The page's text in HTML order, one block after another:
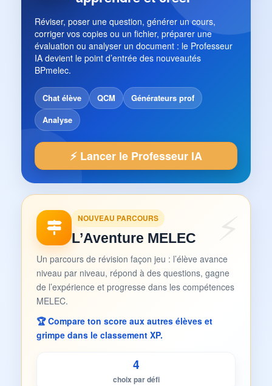
Réviser, poser une question, générer un cours,
corriger vos copies ou un fichier, préparer une
évaluation ou analyser un document : le Professeur
IA devient le point d’entrée des nouveautés
BPmelec.
Chat élève QCM
Générateurs prof
Analyse
⚡ Lancer le Professeur IA
NOUVEAU PARCOURS
L’Aventure MELEC
Un parcours de révision façon jeu : l’élève avance
niveau par niveau, répond à des questions, gagne
de l’expérience et progresse dans les compétences
MELEC.
🏆 Compare ton score aux autres élèves et
grimpe dans le classement XP.
4
choix par défi